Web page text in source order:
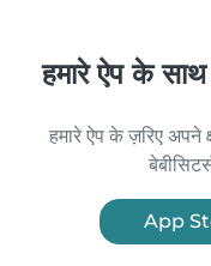
हमारे ऐप के
हमारे ऐप के ज़रिए अपने
App